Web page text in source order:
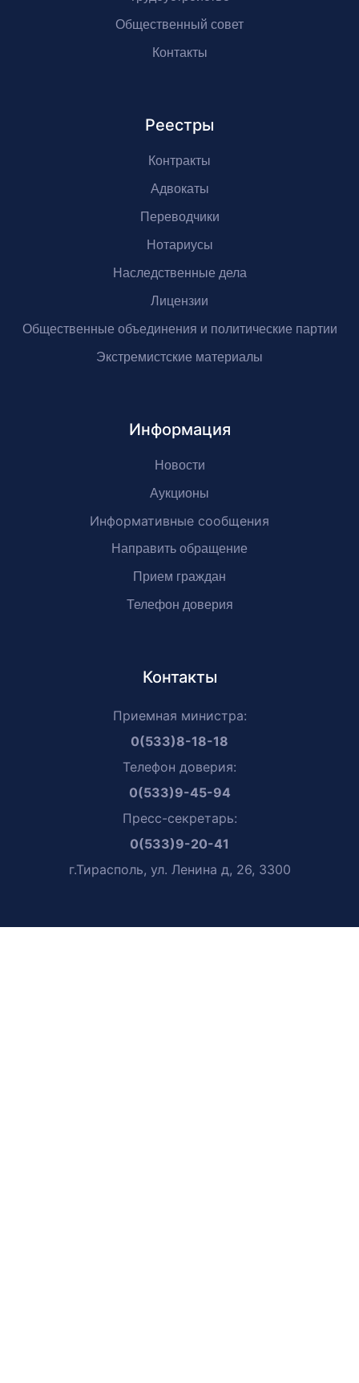
Общественный совет
Контакты
Реестры
Контракты
Адвокаты
Переводчики
Нотариусы
Наследственные дела
Лицензии
Общественные объединения и политические партии
Экстремистские материалы
Информация
Новости
Аукционы
Информативные сообщения
Направить обращение
Прием граждан
Телефон доверия
Контакты
Приемная министра:
0(533)8-18-18
Телефон доверия:
0(533)9-45-94
Пресс-секретарь:
0(533)9-20-41
г.Тирасполь, ул. Ленина д, 26, 3300